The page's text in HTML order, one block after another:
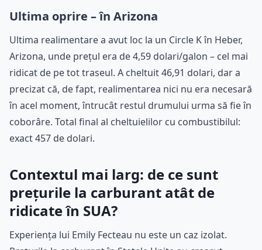
Ultima oprire – în Arizona
Ultima realimentare a avut loc la un Circle K în Heber,
Arizona, unde prețul era de 4,59 dolari/galon – cel mai
ridicat de pe tot traseul. A cheltuit 46,91 dolari, dar a
precizat că, de fapt, realimentarea nici nu era necesară
în acel moment, întrucât restul drumului urma să fie în
coborâre. Total final al cheltuielilor cu combustibilul:
exact 457 de dolari.
Contextul mai larg: de ce sunt
prețurile la carburant atât de
ridicate în SUA?
Experiența lui Emily Fecteau nu este un caz izolat.